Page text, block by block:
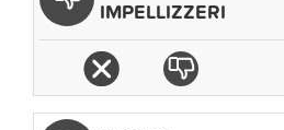
IMPELLIZZERI